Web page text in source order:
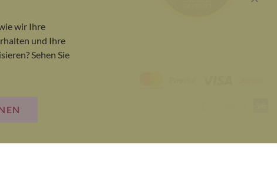
wir Ihre
und Ihre
Sehen Sie